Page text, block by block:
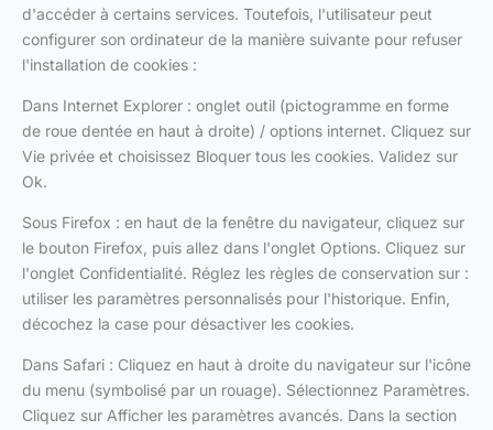
d'accéder à certains services. Toutefois, l'utilisateur peut
configurer son ordinateur de la manière suivante pour refuser
l'installation de cookies :
Dans Internet Explorer : onglet outil (pictogramme en forme
de roue dentée en haut à droite) / options internet. Cliquez sur
Vie privée et choisissez Bloquer tous les cookies. Validez sur
Ok.
Sous Firefox : en haut de la fenêtre du navigateur, cliquez sur
le bouton Firefox, puis allez dans l'onglet Options. Cliquez sur
l'onglet Confidentialité. Réglez les règles de conservation sur :
utiliser les paramètres personnalisés pour l'historique. Enfin,
décochez la case pour désactiver les cookies.
Dans Safari : Cliquez en haut à droite du navigateur sur l'icône
du menu (symbolisé par un rouage). Sélectionnez Paramètres.
Cliquez sur Afficher les paramètres avancés. Dans la section